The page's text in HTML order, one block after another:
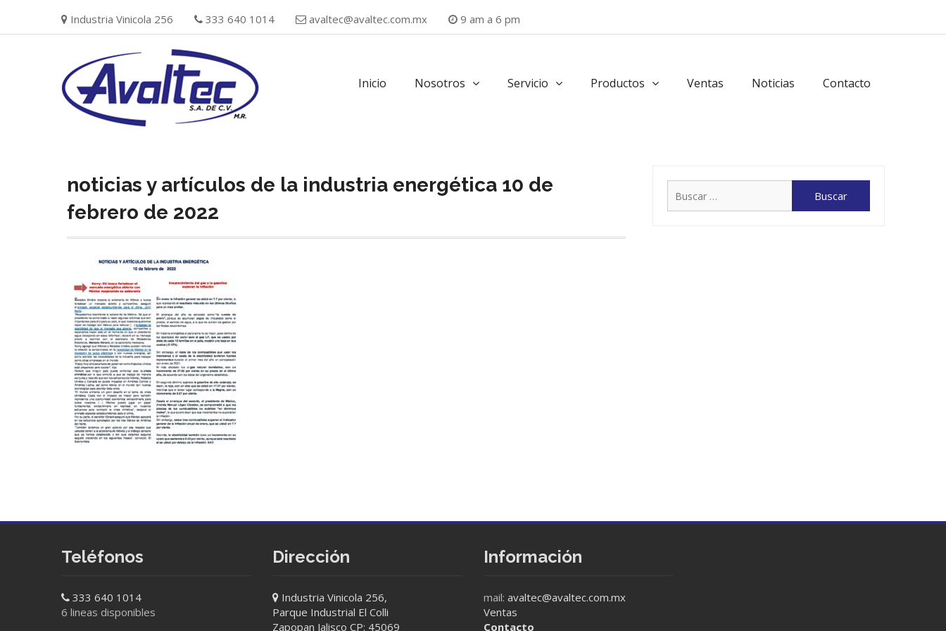
content
Industria Vinicola 256 333 640 1014 avaltec@avaltec.com.mx 9 am a 6 pm
Inicio Nosotros Servicio Productos Ventas Noticias Contacto
noticias y artículos de la industria energética 10 de
febrero de 2022
Teléfonos
333 640 1014
6 lineas disponibles
Dirección
Industria Vinicola 256,
Parque Industrial El Colli
Zapopan Jalisco CP: 45069
Información
mail: avaltec@avaltec.com.mx
Ventas
Contacto